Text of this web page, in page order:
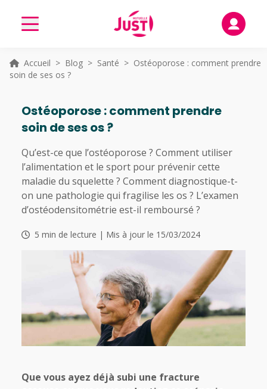
Accueil > Blog> Santé > Ostéoporose : comment prendre
soin de ses os ?
Ostéoporose : comment prendre
soin de ses os ?
Qu’est-ce que l’ostéoporose ? Comment utiliser
l’alimentation et le sport pour prévenir cette
maladie du squelette ? Comment diagnostique-t-
on une pathologie qui fragilise les os ? L’examen
d’ostéodensitométrie est-il remboursé ?
5 min de lecture | Mis à jour le 15/03/2024
Que vous ayez déjà subi une fracture